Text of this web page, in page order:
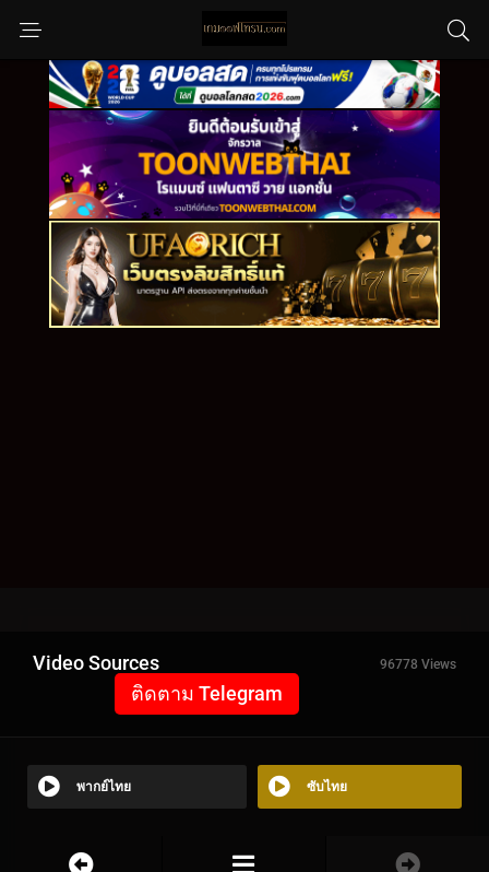
Video Sources 96778 Views
ติดตาม Telegram
พากย์ไทย ซับไทย